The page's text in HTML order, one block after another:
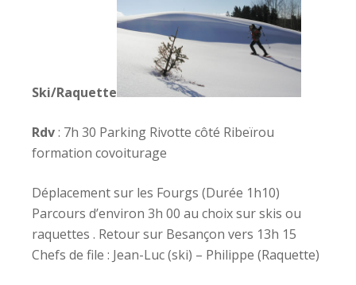
Ski/Raquette
Rdv: 7h 30 Parking Rivotte côté Ribeïrou
formation covoiturage
Déplacement sur les Fourgs (Durée 1h10)
Parcours d’environ 3h 00 au choix sur skis ou
raquettes . Retour sur Besançon vers 13h 15
Chefs de file : Jean-Luc (ski) – Philippe (Raquette)